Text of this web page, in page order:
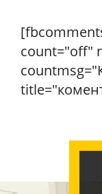
count="off"